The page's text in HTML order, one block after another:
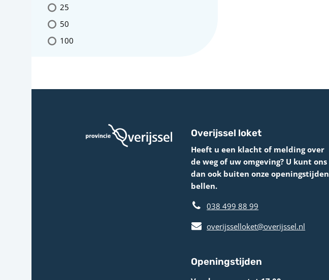
25
50
100
Overijssel loket
Heeft u een klacht of melding over
de weg of uw omgeving? U kunt ons
dan ook buiten onze openingstijden
bellen.
038 499 88 99
overijsselloket@overijssel.nl
Openingstijden